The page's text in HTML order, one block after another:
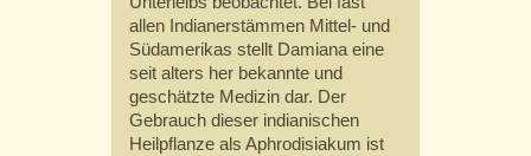
allen Indianerstämmen Mittel- und
Südamerikas stellt Damiana eine
seit alters her bekannte und
geschätzte Medizin dar. Der
Gebrauch dieser indianischen
Heilpflanze als Aphrodisiakum ist